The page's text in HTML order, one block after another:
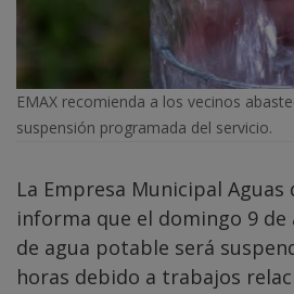
EMAX recomienda a los vecinos
suspensión programada del servicio.
La Empresa Municipal Aguas
informa que el domingo 9
de agua potable será
horas debido a trabajos